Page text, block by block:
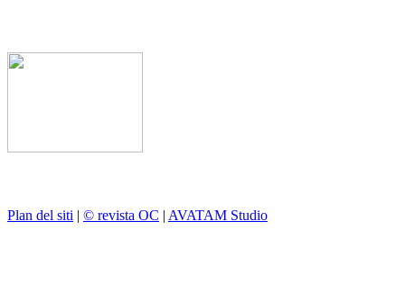
Plan del siti | © revista OC | AVATAM Studio